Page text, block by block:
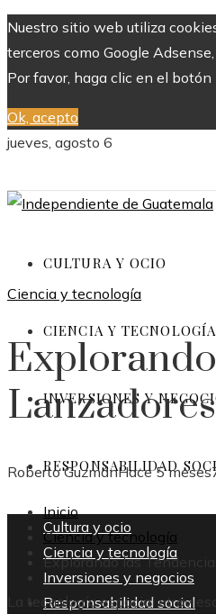
Nuestro sitio web utiliza
terceros como Google
Por favor, haga clic en el
Ok, acepto
jueves, agosto 6
CULTURA Y OCIO
CIENCIA Y TECNOLOGÍA
INVERSIONES Y
RESPONSABILIDAD
Cultura y ocio
Ciencia y tecnología
Inversiones y negocios
Responsabilidad social
Ciencia y tecnología
Roberto GuzmánHace 5 meses
Inicio
Ciencia y tecnología
Explorando las
La tecnología espacial